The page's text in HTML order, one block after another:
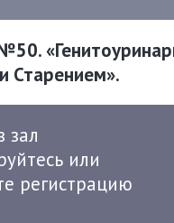
Старением».
зал
или
регистрацию